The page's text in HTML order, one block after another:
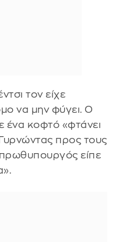
τον είχε
να μην φύγει. Ο
ένα κοφτό «φτάνει
προς τους
είπε